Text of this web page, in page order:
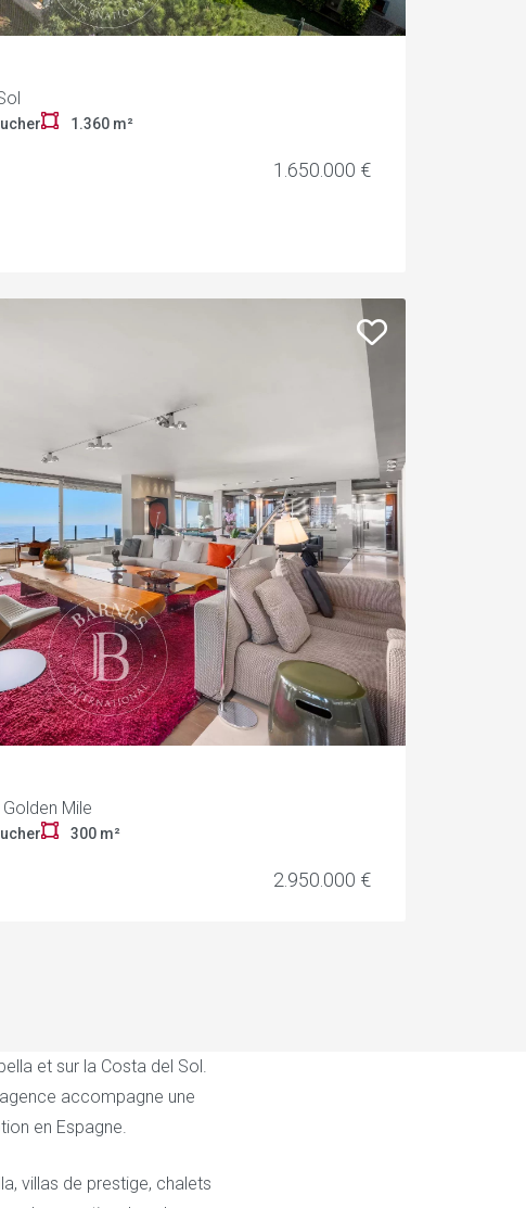
1.360 m²
1.650.000 €
Mile
300 m²
2.950.000 €
et sur la Costa del Sol.
accompagne une
en Espagne.
villas de prestige, chalets